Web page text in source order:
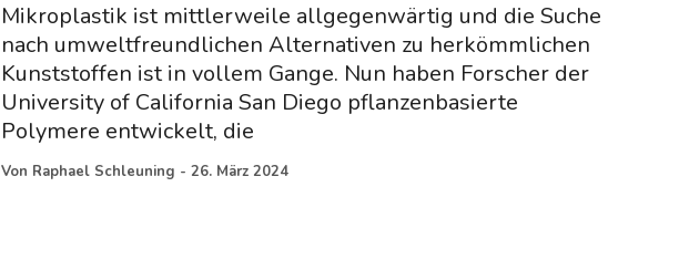
Mikroplastik ist mittlerweile allgegenwärtig und die Suche
nach umweltfreundlichen Alternativen zu herkömmlichen
Kunststoffen ist in vollem Gange. Nun haben Forscher der
University of California San Diego pflanzenbasierte
Polymere entwickelt, die
Von Raphael Schleuning - 26. März 2024